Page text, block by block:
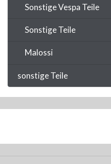
Sonstige Vespa Teile
Sonstige Teile
Malossi
sonstige Teile